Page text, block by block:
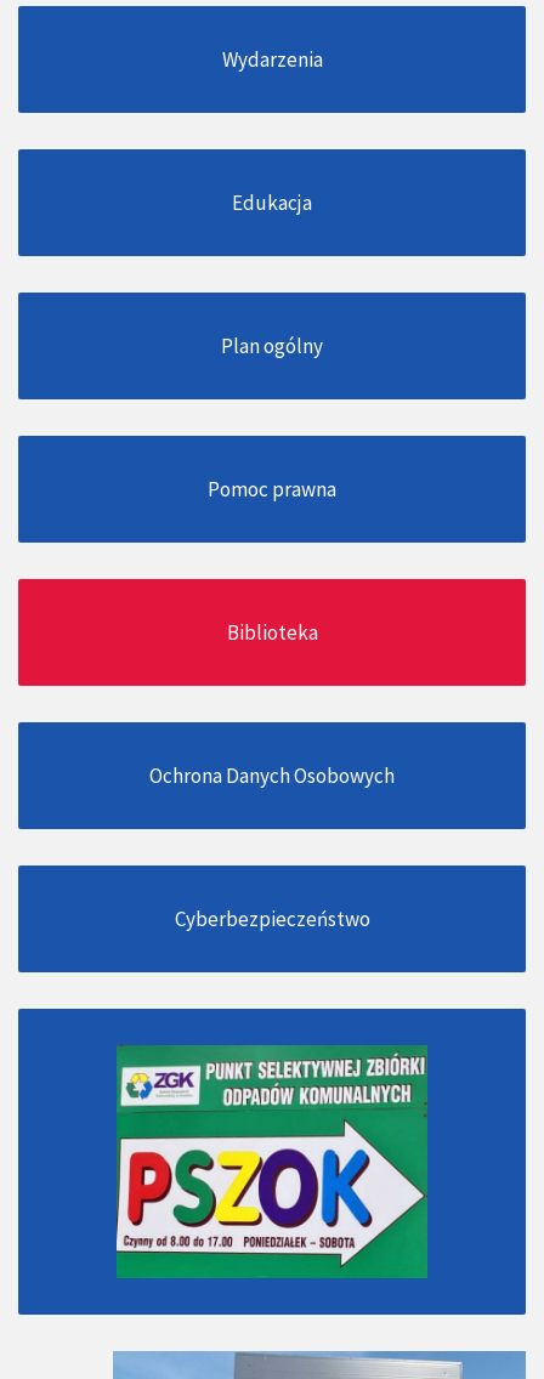
Wydarzenia
Edukacja
Plan ogólny
Pomoc prawna
Biblioteka
Ochrona Danych Osobowych
Cyberbezpieczeństwo